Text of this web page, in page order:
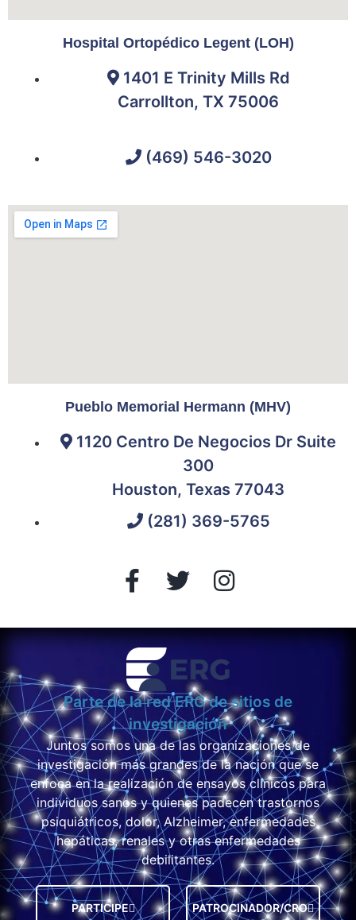
Hospital Ortopédico Legent (LOH)
1401 E Trinity Mills Rd
Carrollton, TX 75006
(469) 546-3020
Pueblo Memorial Hermann (MHV)
1120 Centro De Negocios Dr Suite
300
Houston, Texas 77043
(281) 369-5765
Parte de la red ERG de sitios de
investigación
Juntos somos una de las organizaciones de
investigación más grandes de la nación que se
enfoca en la realización de ensayos clínicos para
individuos sanos y quienes padecen trastornos
psiquiátricos, dolor, Alzheimer, enfermedades
hepáticas, renales y otras enfermedades
debilitantes.
PARTICIPE PATROCINADOR/CRO